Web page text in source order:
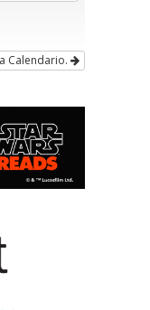
Calendario.